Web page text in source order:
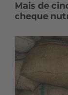
Mais de
cheque